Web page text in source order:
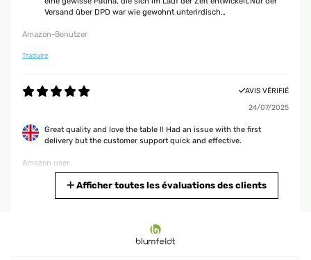
Versand über DPD war wie gewohnt unterirdisch…
Amazon-Benutzer
Traduire
AVIS VÉRIFIÉ
24/07/2025
Great quality and love the table !! Had an issue with the first
delivery but the customer support quick and effective.
Amazon user
Afficher toutes les évaluations des clients